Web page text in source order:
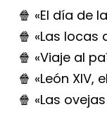
🍿 «El día de
🍿 «Las locas
🍿 «Viaje al
🍿 «León
🍿 «Las